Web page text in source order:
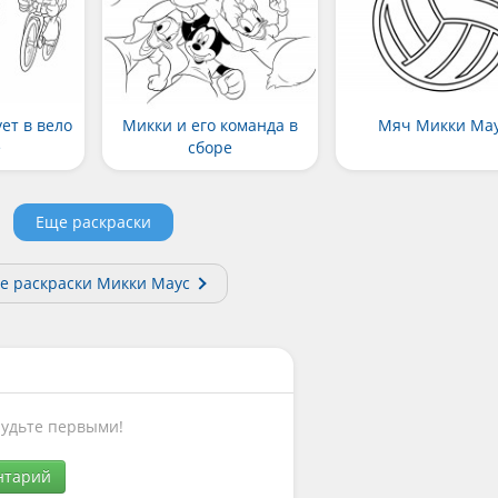
в вело
Микки и его команда в
сборе
Мяч Микки
Еще раскраски
раскраски Микки Маус
первыми!